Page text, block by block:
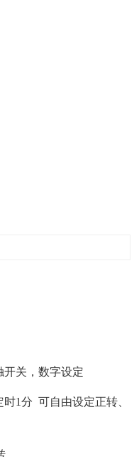
开关，数字设定
1分 可自由设定正转、